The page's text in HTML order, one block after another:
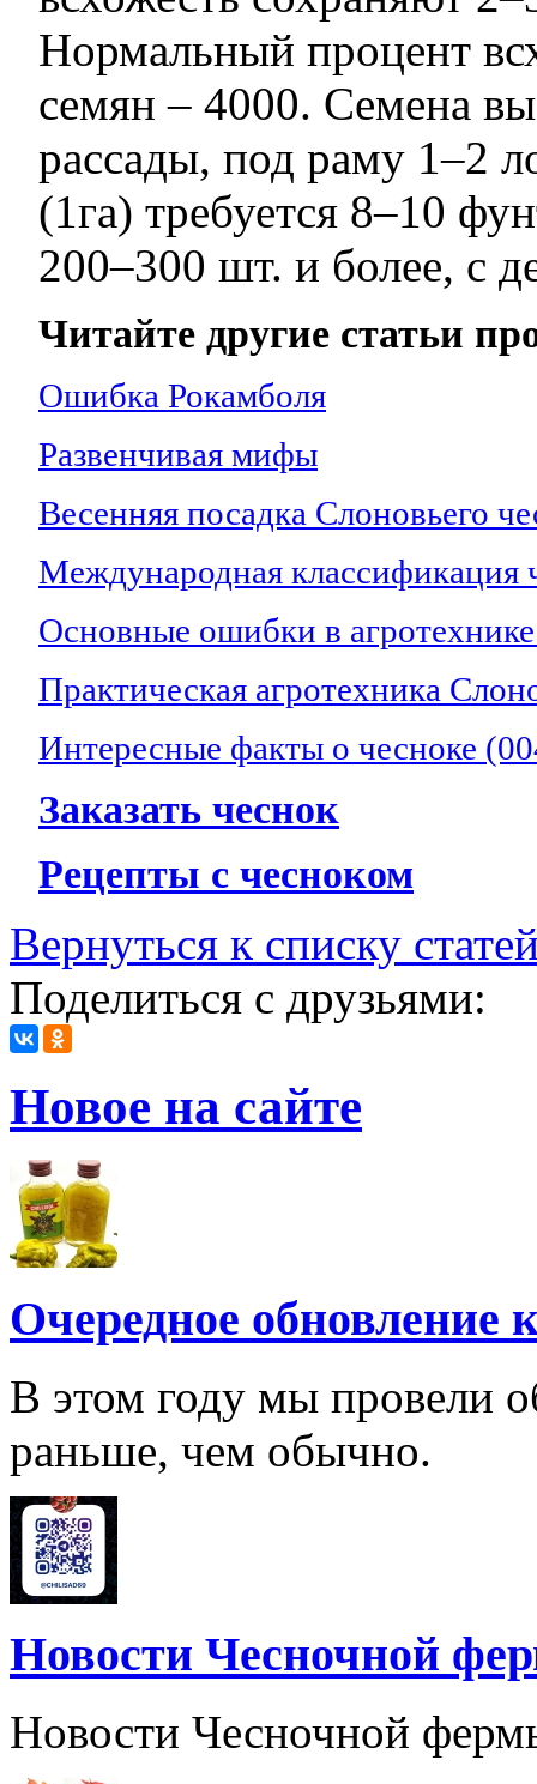
Нормальный процент
семян – 4000. Семена
рассады, под раму 1–2
(1га) требуется 8–10
200–300 шт. и более, с
Читайте другие статьи
Ошибка Рокамболя
Развенчивая мифы
Весенняя посадка Слоновьего
Международная классификация
Основные ошибки в
Практическая агротехника
Интересные факты о чесноке
Заказать чеснок
Рецепты с чесноком
Вернуться к списку
Поделиться с друзьями:
Новое на сайте
Очередное обновление
В этом году мы провели
раньше, чем обычно.
Новости Чесночной
Новости Чесночной